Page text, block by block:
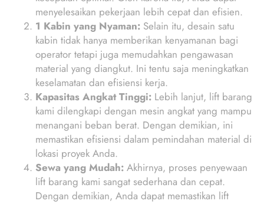
menyelesaikan pekerjaan lebih cepat dan efisien.
1 Kabin yang Nyaman: Selain itu, desain satu
kabin tidak hanya memberikan kenyamanan bagi
operator tetapi juga memudahkan pengawasan
material yang diangkut. Ini tentu saja meningkatkan
keselamatan dan efisiensi kerja.
Kapasitas Angkat Tinggi: Lebih lanjut, lift barang
kami dilengkapi dengan mesin angkat yang mampu
menangani beban berat. Dengan demikian, ini
memastikan efisiensi dalam pemindahan material di
lokasi proyek Anda.
Sewa yang Mudah: Akhirnya, proses penyewaan
lift barang kami sangat sederhana dan cepat.
Dengan demikian, Anda dapat memastikan lift